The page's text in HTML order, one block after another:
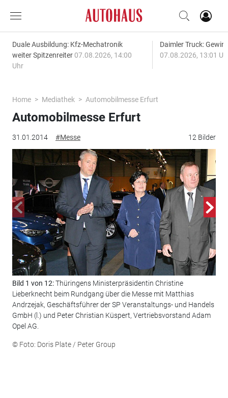
Duale Ausbildung: Kfz-Mechatronik
weiter Spitzenreiter 07.08.2026, 14:00
Uhr
Daimler Truck:
07.08.2026, 13:01
Home Mediathek Automobilmesse Erfurt
31.01.2014 #Messe 12 Bilder
Automobilmesse Erfurt
Bild 1 von 12:Thüringens Ministerpräsidentin Christine
Lieberknecht beim Rundgang über die Messe mit Matthias
Andrzejak, Geschäftsführer der SP Veranstaltungs- und Handels
GmbH (l.) und Peter Christian Küspert, Vertriebsvorstand Adam
Opel AG.
© Foto: Doris Plate / Peter Group